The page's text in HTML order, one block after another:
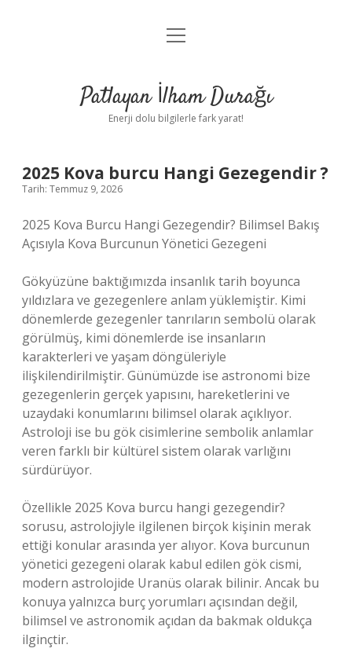
Anasayfa
Yasal Uyarı
menüyü
Patlayan İlham Durağı
Enerji dolu bilgilerle fark yarat!
2025 Kova burcu Hangi Gezegendir ?
Tarih: Temmuz 9, 2026
2025 Kova Burcu Hangi Gezegendir? Bilimsel Bakış
Açısıyla Kova Burcunun Yönetici Gezegeni
Gökyüzüne baktığımızda insanlık tarih boyunca
yıldızlara ve gezegenlere anlam yüklemiştir. Kimi
dönemlerde gezegenler tanrıların sembolü olarak
görülmüş, kimi dönemlerde ise insanların
karakterleri ve yaşam döngüleriyle
ilişkilendirilmiştir. Günümüzde ise astronomi bize
gezegenlerin gerçek yapısını, hareketlerini ve
uzaydaki konumlarını bilimsel olarak açıklıyor.
Astroloji ise bu gök cisimlerine sembolik anlamlar
veren farklı bir kültürel sistem olarak varlığını
sürdürüyor.
Özellikle 2025 Kova burcu hangi gezegendir?
sorusu, astrolojiyle ilgilenen birçok kişinin merak
ettiği konular arasında yer alıyor. Kova burcunun
yönetici gezegeni olarak kabul edilen gök cismi,
modern astrolojide Uranüs olarak bilinir. Ancak bu
konuya yalnızca burç yorumları açısından değil,
bilimsel ve astronomik açıdan da bakmak oldukça
ilginçtir.